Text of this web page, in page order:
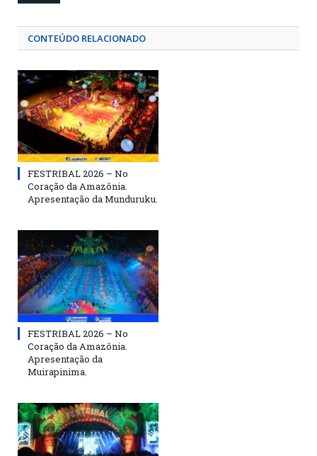
CONTEÚDO RELACIONADO
FESTRIBAL 2026 – No
Coração da Amazônia.
Apresentação da Munduruku.
FESTRIBAL 2026 – No
Coração da Amazônia.
Apresentação da
Muirapinima.